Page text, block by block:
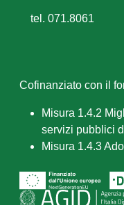
tel. 071.8061
Cofinanziato con il
Misura 1.4.2
servizi pubblici
Misura 1.4.3